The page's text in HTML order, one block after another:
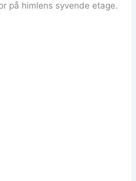
på himlens syvende etage.